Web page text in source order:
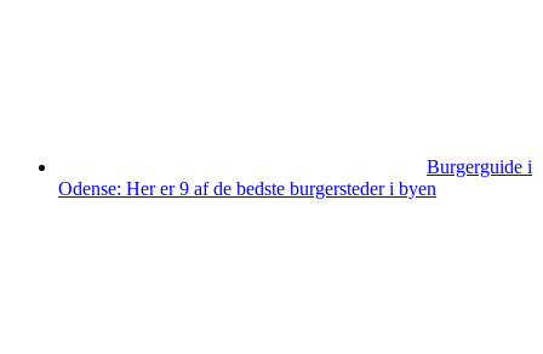
Burgerguide i
Odense: Her er 9 af de bedste burgersteder i byen